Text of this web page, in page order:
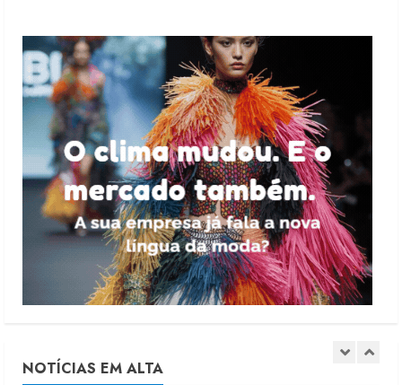
NOTÍCIAS EM ALTA
5
Projeto testa passaporte digital na
moda nacional
4 de agosto de 2026
1
Dia dos Pais reforça retomada da
moda no varejo
7 de agosto de 2026
2
6 de agosto de 2026